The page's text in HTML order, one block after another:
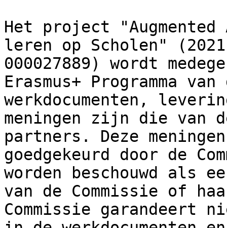
Het project
leren op Scholen" (2021-
000027889) wordt
Erasmus+ Programma
werkdocumenten,
meningen zijn die van
partners. Deze
goedgekeurd door de
worden beschouwd als
van de Commissie of
Commissie garandeert